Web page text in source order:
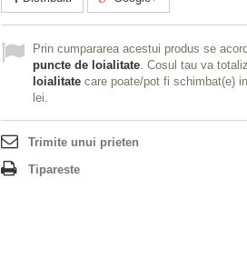
Prin cumpararea acestui produs se
puncte de loialitate. Cosul tau va
loialitate care poate/pot fi schimbat(e)
lei.
Trimite unui prieten
Tipareste